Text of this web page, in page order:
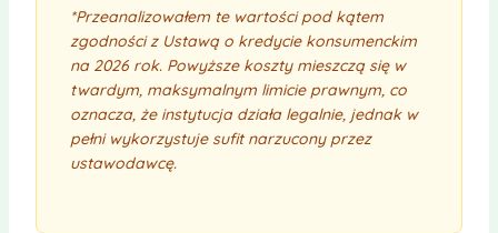
*Przeanalizowałem te wartości pod kątem
zgodności z Ustawą o kredycie konsumenckim
na 2026 rok. Powyższe koszty mieszczą się w
twardym, maksymalnym limicie prawnym, co
oznacza, że instytucja działa legalnie, jednak w
pełni wykorzystuje sufit narzucony przez
ustawodawcę.